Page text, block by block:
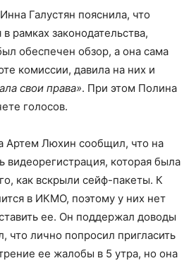
Галустян пояснила, что
рамках законодательства,
обеспечен обзор, а она сама
комиссии, давила на них и
свои права». При этом Полина
голосов.
Артем Люхин сообщил, что на
видеорегистрация, которая была
как вскрыли сейф-пакеты. К
в ИКМО, поэтому у них нет
ее. Он поддержал доводы
что лично попросил пригласить
ее жалобы в 5 утра, но она